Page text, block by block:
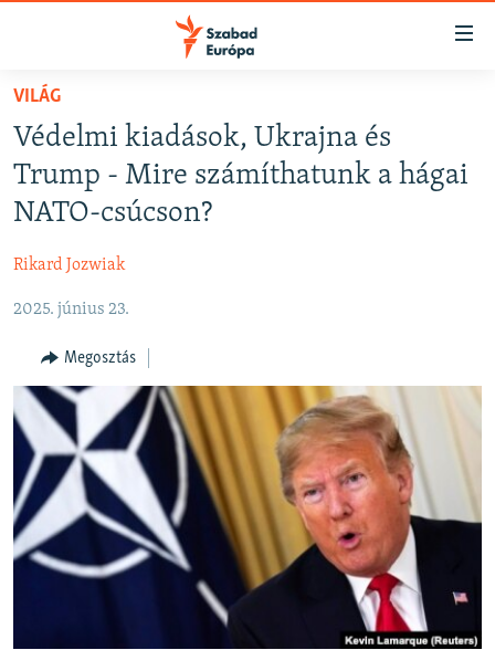
Akadálymentes
Ugrás
oldalra
Ugrás
tartalomjegyzékre
NAPIRENDEN
PODCASTOK
ELEMZŐ
NER15
SZABADON
TÁRSADALOM
DEMOKRÁCIA
A PÉNZ NYOMÁBAN
EURÓPAI UNIÓ
VILÁG
VILÁG
Védelmi kiadások, Ukrajna és
Trump - Mire számíthatunk a hágai
NATO-csúcson?
Rikard Jozwiak
2025. június 23.
Megosztás
FELIRATKOZÁS